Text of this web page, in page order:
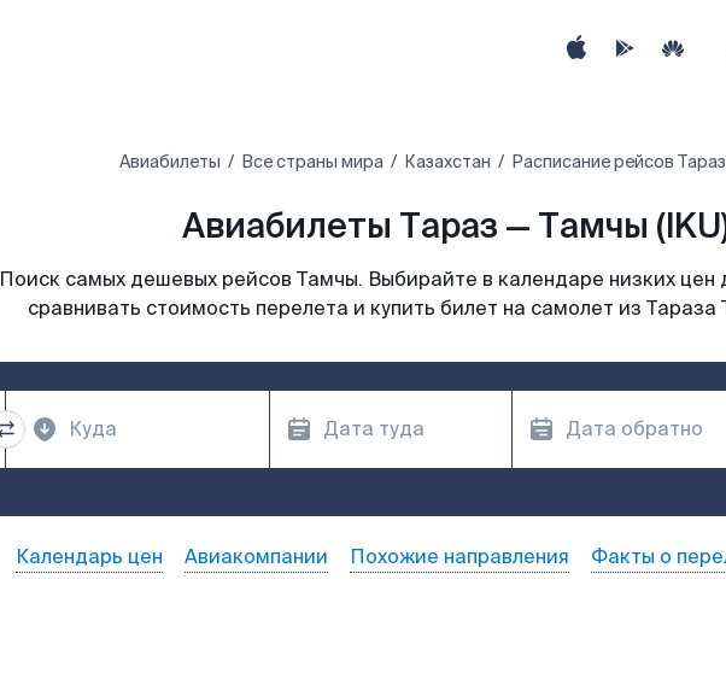
Авиабилеты Все страны мира Казахстан Расписание рейсов
Авиабилеты Тараз — Тамчы
Поиск самых дешевых рейсов Тамчы. Выбирайте в календаре низких цен
сравнивать стоимость перелета и купить билет на самолет из
Календарь цен Авиакомпании Похожие направления Факты о